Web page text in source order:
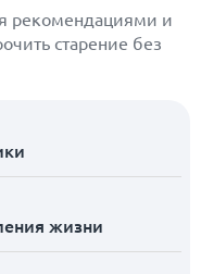
рекомендациями и
старение без
жизни